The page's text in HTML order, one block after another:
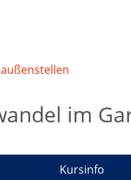
im
Kursinfo